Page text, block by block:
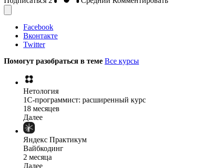
Facebook
Вконтакте
Twitter
Помогут разобраться в теме Все курсы
Нетология
1C-программист: расширенный курс
18 месяцев
Далее
Яндекс Практикум
Вайбкодинг
2 месяца
Далее